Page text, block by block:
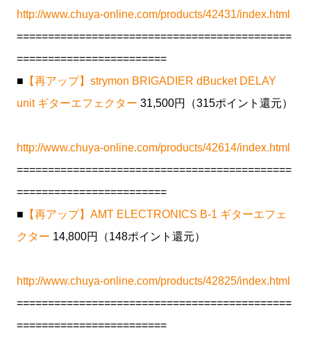
http://www.chuya-online.com/products/42431/index.html
============================================
========================
■ 【再アップ】strymon BRIGADIER dBucket DELAY
unit ギターエフェクター 31,500円（315ポイント還元）
http://www.chuya-online.com/products/42614/index.html
============================================
========================
■ 【再アップ】AMT ELECTRONICS B-1 ギターエフェ
クター 14,800円（148ポイント還元）
http://www.chuya-online.com/products/42825/index.html
============================================
========================